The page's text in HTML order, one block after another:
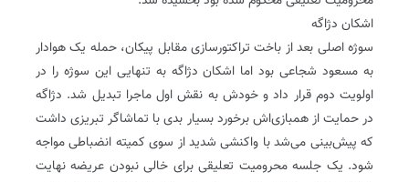
اشکان دژاگه
سوژه اصلی بعد از باخت تراکتورسازی مقابل پیکان، حمله یک هوادار
به مسعود شجاعی بود اما اشکان دژاگه به تنهایی این سوژه را در
اولویت دوم قرار داد و خودش به نقش اول ماجرا تبدیل شد. دژاگه
در حمایت از همبازی‌اش برخورد بسیار بدی با تماشاگر تبریزی داشت
که پیش‌بینی می‌شد با واکنشی شدید از سوی کمیته انضباطی مواجه
شود. یک جلسه محرومیت تعلیقی برای خالی نبودن عریضه نهایت